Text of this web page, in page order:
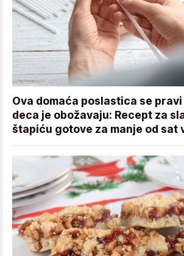
Ova domaća poslastica se
deca je obožavaju: Recept za
štapiću gotove za manje od sat